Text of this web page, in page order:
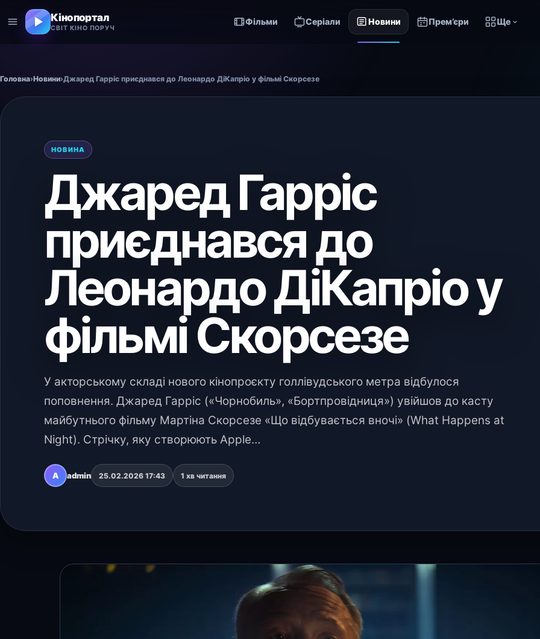
Кінопортал
СВІТ КІНО ПОРУЧ
Фільми Серіали Новини Прем’єри Ще
Головна›Новини›Джаред Гарріс приєднався до Леонардо ДіКапріо у фільмі Скорсезе
НОВИНА
Джаред Гарріс
приєднався до
Леонардо ДіКапріо у
фільмі Скорсезе
У акторському складі нового кінопроєкту голлівудського метра відбулося
поповнення. Джаред Гарріс («Чорнобиль», «Бортпровідниця») увійшов до касту
майбутнього фільму Мартіна Скорсезе «Що відбувається вночі» (What Happens at
Night). Стрічку, яку створюють Apple…
A admin 25.02.2026 17:43 1 хв читання